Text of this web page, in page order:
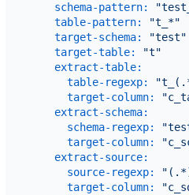
schema-pattern:
table-pattern:
"t_*"
target-schema:
"test"
target-table:
"t"
extract-table:
table-regexp:
target-column:
extract-schema:
schema-regexp:
target-column:
extract-source:
source-regexp:
target-column: